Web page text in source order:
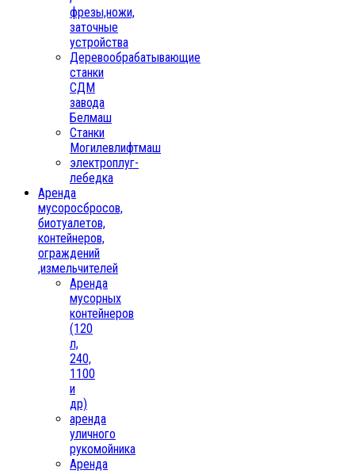
фрезы,ножи,
заточные
устройства
Деревообрабатывающие
станки
СДМ
завода
Белмаш
Станки
Могилевлифтмаш
электроплуг-
лебедка
Аренда
мусоросбросов,
биотуалетов,
контейнеров,
ограждений
,измельчителей
Аренда
мусорных
контейнеров
(120
л,
240,
1100
и
др)
аренда
уличного
рукомойника
Аренда